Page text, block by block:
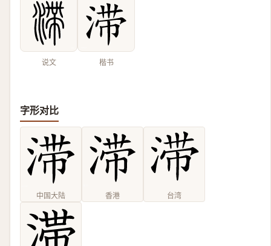
说文 楷书
字形对比
中国大陆 香港 台湾